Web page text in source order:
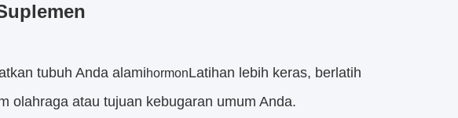
tubuh Anda alamihormonLatihan lebih keras, berlatih
olahraga atau tujuan kebugaran umum Anda.